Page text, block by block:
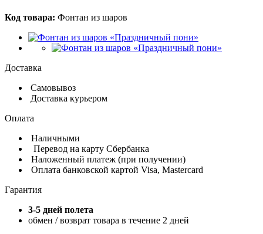
Код товара: Фонтан из шаров
Доставка
Самовывоз
Доставка курьером
Оплата
Наличными
Перевод на карту Сбербанка
Наложенный платеж (при получении)
Оплата банковской картой Visa, Mastercard
Гарантия
3-5 дней полета
обмен / возврат товара в течение 2 дней